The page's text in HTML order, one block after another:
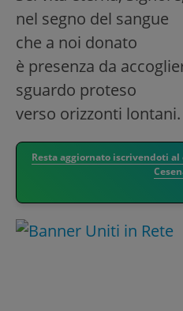
nel segno del sangue
che a noi donato
è presenza da
sguardo proteso
verso orizzonti lontani.
Resta aggiornato iscrivendoti